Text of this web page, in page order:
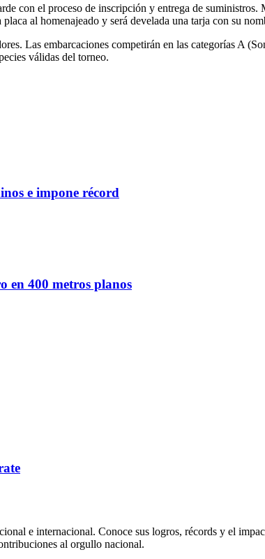
con el proceso de inscripción y entrega de
al homenajeado y será develada una tarja con su
Las embarcaciones competirán en las categorías A
válidas del torneo.
e impone récord
en 400 metros planos
e internacional. Conoce sus logros, récords y el
al orgullo nacional.